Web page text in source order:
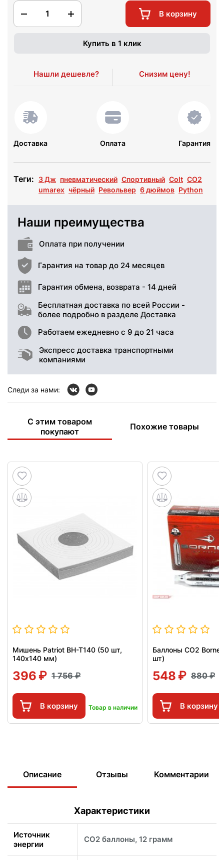
1 В корзину
Купить в 1 клик
Нашли дешевле? Снизим цену!
Доставка Оплата Гарантия
Теги: 3 Дж пневматический Спортивный Colt СО2
umarex чёрный Револьвер 6 дюймов Python
Наши преимущества
Оплата при получении
Гарантия на товар до 24 месяцев
Гарантия обмена, возврата - 14 дней
Бесплатная доставка по всей России -
более подробно в разделе Доставка
Работаем ежедневно с 9 до 21 часа
Экспресс доставка транспортными
компаниями
Следи за нами:
С этим товаром
покупают
Похожие товары
Мишень Patriot BH-T140 (50 шт,
140x140 мм)
396 1 756
В корзину Товар в наличии
Баллоны СО2
шт)
548 880
В корзину
Описание Отзывы Комментарии
Характеристики
Источник
энергии
CO2 баллоны, 12 грамм